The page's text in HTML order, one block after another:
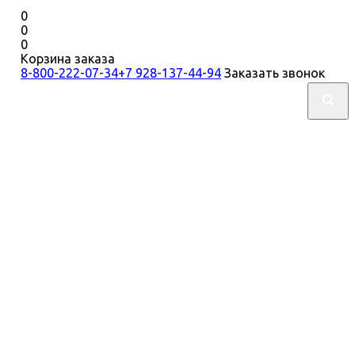
0
0
0
Корзина заказа
8-800-222-07-34+7 928-137-44-94 Заказать звонок